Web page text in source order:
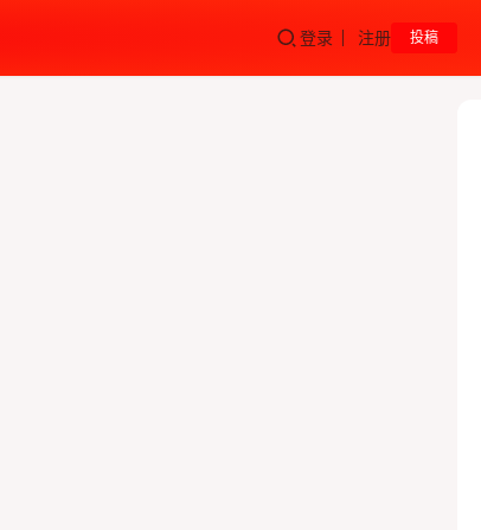
登录 注册 投稿